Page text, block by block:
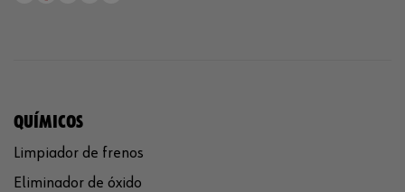
QUÍMICOS
Limpiador de frenos
Eliminador de óxido